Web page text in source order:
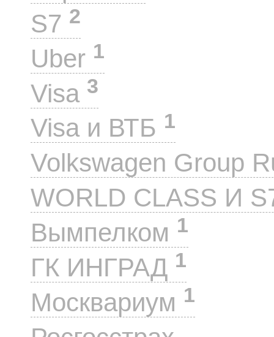
S7 2
Uber 1
Visa 3
Visa и ВТБ 1
Volkswagen Group
WORLD CLASS И
Вымпелком 1
ГК ИНГРАД 1
Москвариум 1